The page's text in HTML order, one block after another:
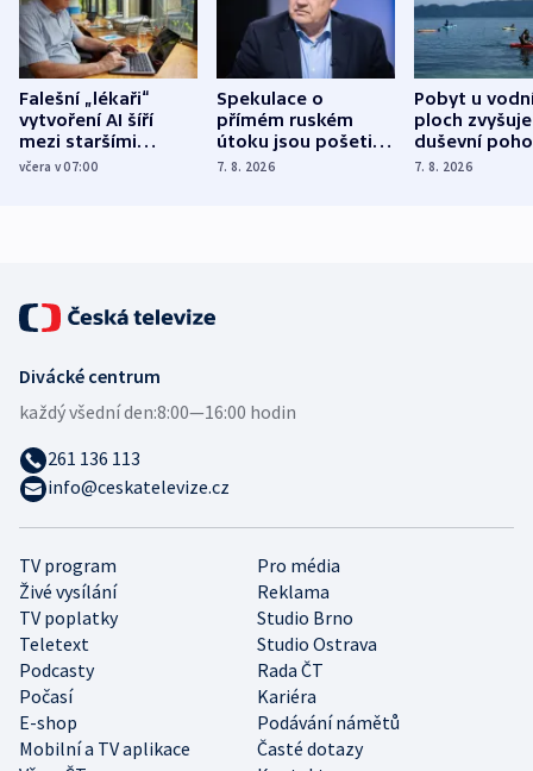
Falešní „lékaři“
vytvoření AI šíří
mezi staršími
Poláky nebezpečné
včera v 07:00
Spekulace o
přímém ruském
útoku jsou pošetilé,
míní estonský
7. 8. 2026
Pobyt u
ploch zvyšuje
duševní
ukázala
7. 8. 2026
TV program
Pro média
Živé vysílání
Reklama
TV poplatky
Studio Brno
Teletext
Studio Ostrava
Podcasty
Rada ČT
Počasí
Kariéra
E-shop
Podávání námětů
Mobilní a TV aplikace
Časté dotazy
Divácké centrum
každý všední den:8:00—16:00 hodin
261 136 113
info@ceskatelevize.cz